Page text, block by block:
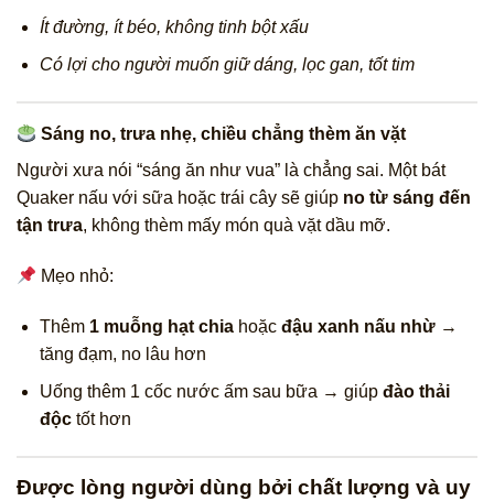
Ít đường, ít béo, không tinh bột xấu
Có lợi cho người muốn giữ dáng, lọc gan, tốt tim
Sáng no, trưa nhẹ, chiều chẳng thèm ăn vặt
Người xưa nói “sáng ăn như vua” là chẳng sai. Một bát
Quaker nấu với sữa hoặc trái cây sẽ giúp no từ sáng đến
tận trưa, không thèm mấy món quà vặt dầu mỡ.
Mẹo nhỏ:
Thêm 1 muỗng hạt chiahoặc đậu xanh nấu nhừ→
tăng đạm, no lâu hơn
Uống thêm 1 cốc nước ấm sau bữa → giúp đào thải
độctốt hơn
Được lòng người dùng bởi chất lượng và uy